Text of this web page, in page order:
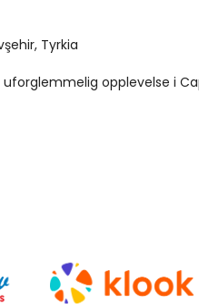
Tyrkia
opplevelse i